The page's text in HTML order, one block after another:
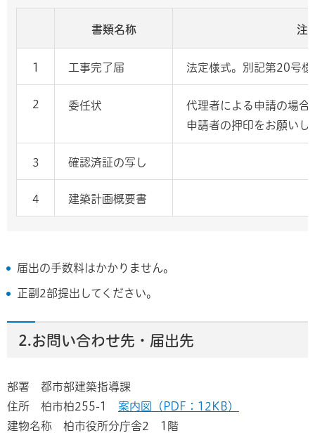
書類名称 注
1 工事完了届 法定様式。別記第20号
2 委任状
代理者による申請の場合
申請者の押印をお願いし
3 確認済証の写し
4 建築計画概要書
届出の手数料はかかりません。
正副2部提出してください。
2.お問い合わせ先・届出先
部署 都市部建築指導課
住所 柏市柏255-1 案内図（PDF：12KB）
建物名称 柏市役所分庁舎2 1階